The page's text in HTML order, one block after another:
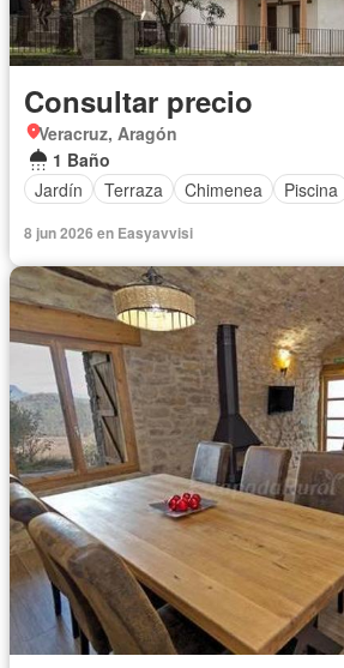
Consultar precio
Veracruz, Aragón
1 Baño
Jardín
Terraza Chimenea Piscina
8 jun 2026 en Easyavvisi